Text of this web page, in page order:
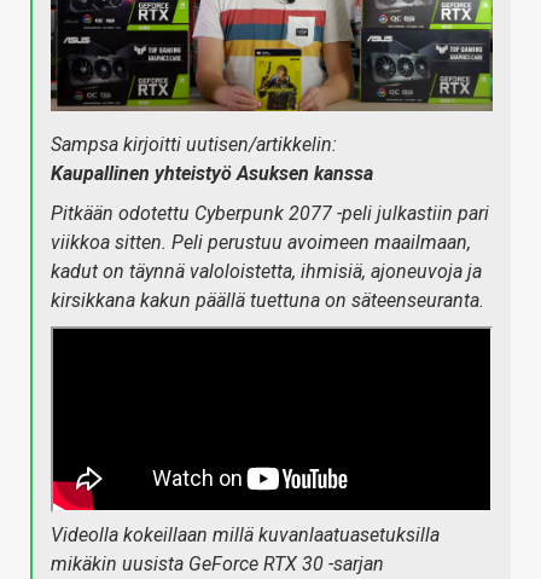
Sampsa kirjoitti uutisen/artikkelin:
Kaupallinen yhteistyö Asuksen kanssa
Pitkään odotettu Cyberpunk 2077 -peli julkastiin pari
viikkoa sitten. Peli perustuu avoimeen maailmaan,
kadut on täynnä valoloistetta, ihmisiä, ajoneuvoja ja
kirsikkana kakun päällä tuettuna on säteenseuranta.
Videolla kokeillaan millä kuvanlaatuasetuksilla
mikäkin uusista GeForce RTX 30 -sarjan